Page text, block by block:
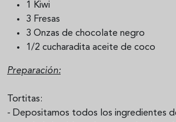
1 Kiwi
3 Fresas
3 Onzas de chocolate negro
1/2 cucharadita aceite de coco
Preparación:
Tortitas:
- Depositamos todos los ingredientes